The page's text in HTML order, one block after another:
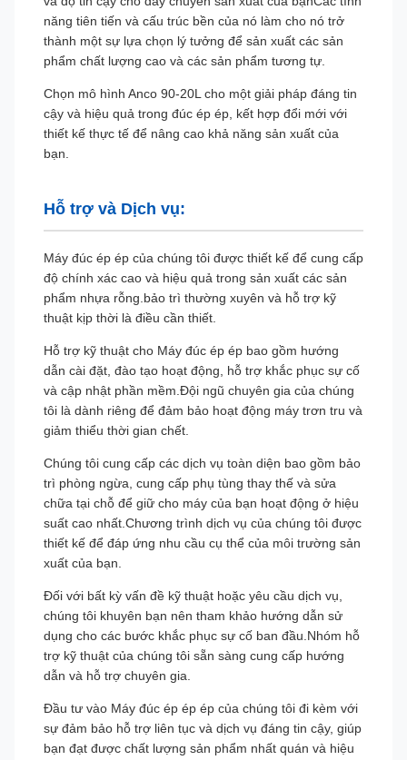
năng tiên tiến và cấu trúc bền của nó làm cho nó trở
thành một sự lựa chọn lý tưởng để sản xuất các sản
phẩm chất lượng cao và các sản phẩm tương tự.
Chọn mô hình Anco 90-20L cho một giải pháp đáng tin
cậy và hiệu quả trong đúc ép ép, kết hợp đổi mới với
thiết kế thực tế để nâng cao khả năng sản xuất của
bạn.
Hỗ trợ và Dịch vụ:
Máy đúc ép ép của chúng tôi được thiết kế để cung cấp
độ chính xác cao và hiệu quả trong sản xuất các sản
phẩm nhựa rỗng.bảo trì thường xuyên và hỗ trợ kỹ
thuật kịp thời là điều cần thiết.
Hỗ trợ kỹ thuật cho Máy đúc ép ép bao gồm hướng
dẫn cài đặt, đào tạo hoạt động, hỗ trợ khắc phục sự cố
và cập nhật phần mềm.Đội ngũ chuyên gia của chúng
tôi là dành riêng để đảm bảo hoạt động máy trơn tru và
giảm thiểu thời gian chết.
Chúng tôi cung cấp các dịch vụ toàn diện bao gồm bảo
trì phòng ngừa, cung cấp phụ tùng thay thế và sửa
chữa tại chỗ để giữ cho máy của bạn hoạt động ở hiệu
suất cao nhất.Chương trình dịch vụ của chúng tôi được
thiết kế để đáp ứng nhu cầu cụ thể của môi trường sản
xuất của bạn.
Đối với bất kỳ vấn đề kỹ thuật hoặc yêu cầu dịch vụ,
chúng tôi khuyên bạn nên tham khảo hướng dẫn sử
dụng cho các bước khắc phục sự cố ban đầu.Nhóm hỗ
trợ kỹ thuật của chúng tôi sẵn sàng cung cấp hướng
dẫn và hỗ trợ chuyên gia.
Đầu tư vào Máy đúc ép ép ép của chúng tôi đi kèm với
sự đảm bảo hỗ trợ liên tục và dịch vụ đáng tin cậy, giúp
bạn đạt được chất lượng sản phẩm nhất quán và hiệu